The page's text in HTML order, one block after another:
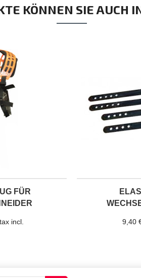
KÖNNEN SIE AUCH
FÜR
incl. 9,40